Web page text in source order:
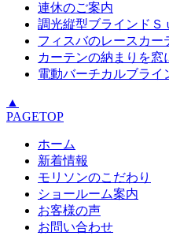
連休のご案内
調光縦型ブラインドＳ
フィスバのレースカー
カーテンの納まりを
電動バーチカルブライ
▲
PAGETOP
ホーム
新着情報
モリソンのこだわり
ショールーム案内
お客様の声
お問い合わせ